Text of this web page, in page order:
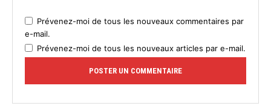
Prévenez-moi de tous les nouveaux commentaires par
e-mail.
Prévenez-moi de tous les nouveaux articles par e-mail.